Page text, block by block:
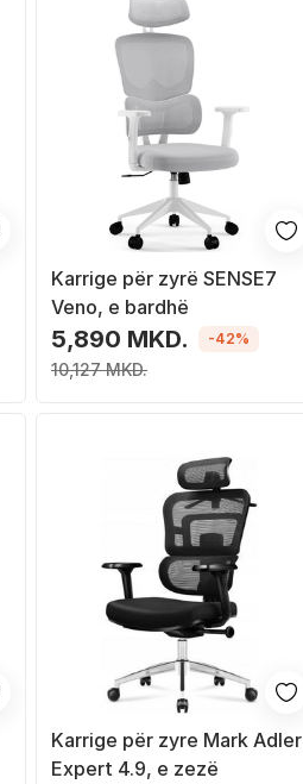
Karrige për zyrë SENSE7
Veno, e bardhë
5,890 MKD.
10,127 MKD.
-42%
Karrige për zyre Mark Adler
Expert 4.9, e zezë